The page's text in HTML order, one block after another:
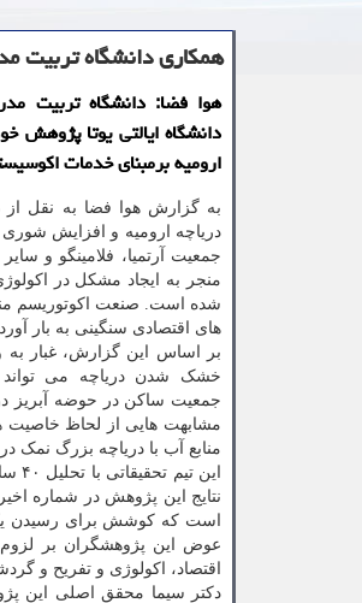
همكاری دانشگاه تربیت
هوا فضا: دانشگاه تربیت
دانشگاه ایالتی یوتا پژوهش
ارومیه برمبنای خدمات
به گزارش هوا فضا به نقل
دریاچه ارومیه و افزایش
جمعیت آرتمیا، فلامینگو و
منجر به ایجاد مشکل در
شده است. صنعت اکوتوریسم
های اقتصادی سنگینی به بار
بر اساس این گزارش، غبار به
جمعیت ساکن در حوضه آبریز
مشابهت هایی از لحاظ خاصیت
منابع آب با دریاچه بزرگ نمک
این تیم تحقیقاتی با تحلیل ۴۰ سال داده های دریاچه ارومیه، ۸ معیار را برای سلامت و
است که کوشش برای رسیدن یک
عوض این پژوهشگران بر
اقتصاد، اکولوژی و تفریح و
دکتر سیما محقق اصلی این